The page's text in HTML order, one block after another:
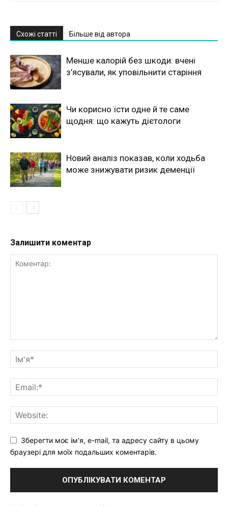
Схожі статті Більше від автора
Менше калорій без шкоди: вчені
з’ясували, як уповільнити старіння
Чи корисно їсти одне й те саме
щодня: що кажуть дієтологи
Новий аналіз показав, коли ходьба
може знижувати ризик деменції
Залишити коментар
Зберегти моє ім'я, e-mail, та адресу сайту в цьому
браузері для моїх подальших коментарів.